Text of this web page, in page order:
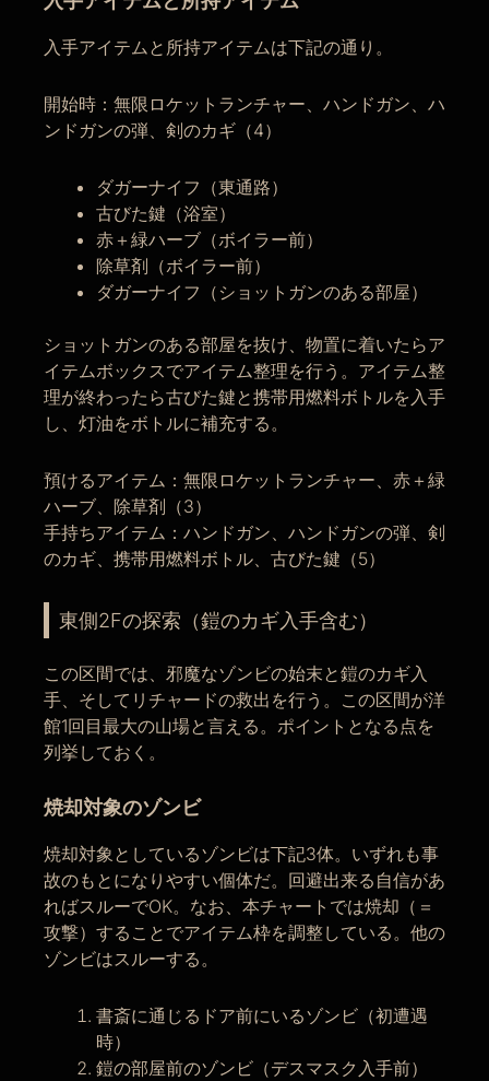
入手アイテムと所持アイテムは下記の通り。
開始時：無限ロケットランチャー、ハンドガン、ハ
ンドガンの弾、剣のカギ（4）
ダガーナイフ（東通路）
古びた鍵（浴室）
赤＋緑ハーブ（ボイラー前）
除草剤（ボイラー前）
ダガーナイフ（ショットガンのある部屋）
ショットガンのある部屋を抜け、物置に着いたらア
イテムボックスでアイテム整理を行う。アイテム整
理が終わったら古びた鍵と携帯用燃料ボトルを入手
し、灯油をボトルに補充する。
預けるアイテム：無限ロケットランチャー、赤＋緑
ハーブ、除草剤（3）
手持ちアイテム：ハンドガン、ハンドガンの弾、剣
のカギ、携帯用燃料ボトル、古びた鍵（5）
東側2Fの探索（鎧のカギ入手含む）
この区間では、邪魔なゾンビの始末と鎧のカギ入
手、そしてリチャードの救出を行う。この区間が洋
館1回目最大の山場と言える。ポイントとなる点を
列挙しておく。
焼却対象のゾンビ
焼却対象としているゾンビは下記3体。いずれも事
故のもとになりやすい個体だ。回避出来る自信があ
ればスルーでOK。なお、本チャートでは焼却（＝
攻撃）することでアイテム枠を調整している。他の
ゾンビはスルーする。
書斎に通じるドア前にいるゾンビ（初遭遇
時）
鎧の部屋前のゾンビ（デスマスク入手前）